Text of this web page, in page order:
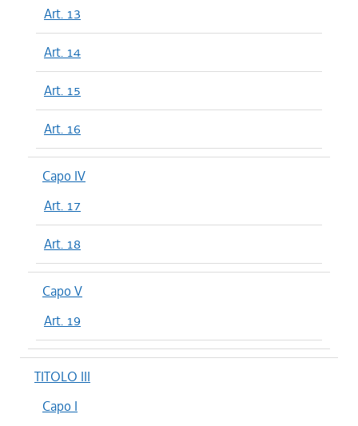
Art. 13
Art. 14
Art. 15
Art. 16
Capo IV
Art. 17
Art. 18
Capo V
Art. 19
TITOLO III
Capo I